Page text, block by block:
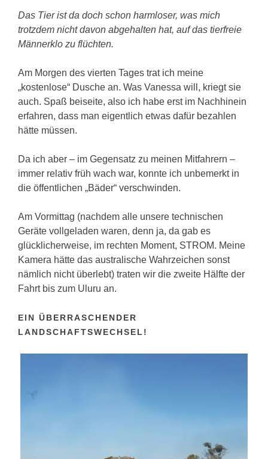
Das Tier ist da doch schon harmloser, was mich
trotzdem nicht davon abgehalten hat, auf das tierfreie
Männerklo zu flüchten.
Am Morgen des vierten Tages trat ich meine
„kostenlose“ Dusche an. Was Vanessa will, kriegt sie
auch. Spaß beiseite, also ich habe erst im Nachhinein
erfahren, dass man eigentlich etwas dafür bezahlen
hätte müssen.
Da ich aber – im Gegensatz zu meinen Mitfahrern –
immer relativ früh wach war, konnte ich unbemerkt in
die öffentlichen „Bäder“ verschwinden.
Am Vormittag (nachdem alle unsere technischen
Geräte vollgeladen waren, denn ja, da gab es
glücklicherweise, im rechten Moment, STROM. Meine
Kamera hätte das australische Wahrzeichen sonst
nämlich nicht überlebt) traten wir die zweite Hälfte der
Fahrt bis zum Uluru an.
EIN ÜBERRASCHENDER
LANDSCHAFTSWECHSEL!